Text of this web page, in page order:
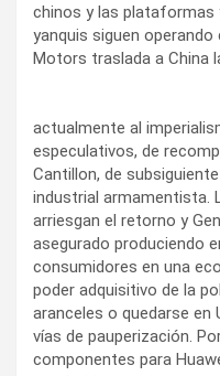
chinos y las plataformas
yanquis siguen operando
Motors traslada a China
actualmente al
especulativos, de
Cantillon, de
industrial armamentista.
arriesgan el retorno y
asegurado produciendo
consumidores en una
poder adquisitivo de la
aranceles o quedarse en
vías de pauperización.
componentes para